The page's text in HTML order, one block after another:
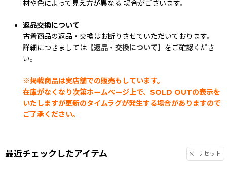
材や色によって見え方が異なる 場合がございます。
返品交換について
古着商品の返品・交換はお断りさせていただいております。
詳細につきましては 【返品・交換について】 をご確認くださ
い。
※掲載商品は実店舗での販売もしています。
在庫がなくなり次第ホームページ上で、SOLD OUTの表示を
いたしますが更新のタイムラグが発生する場合がありますので
ご了承ください。
最近チェックしたアイテム リセット